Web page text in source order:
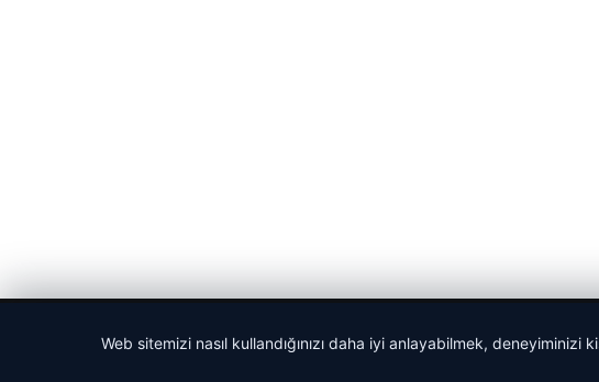
Web sitemizi nasıl kullandığınızı daha iyi anlayabilmek,